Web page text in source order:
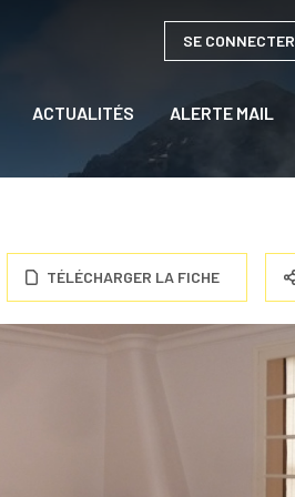
SE CONNECTER
ACTUALITÉS ALERTE MAIL
TÉLÉCHARGER LA FICHE